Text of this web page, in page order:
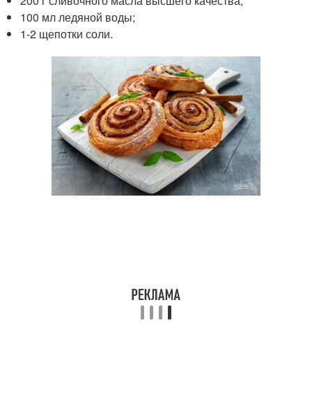
100 мл ледяной воды;
1-2 щепотки соли.